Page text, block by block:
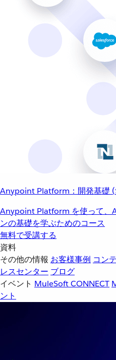
Anypoint Platform：開発基礎
Anypoint Platform を使って、
ンの基礎を学ぶためのコース
無料で受講する
資料
その他の情報 お客様事例 コン
レスセンター ブログ
イベント MuleSoft CONNECT
ント